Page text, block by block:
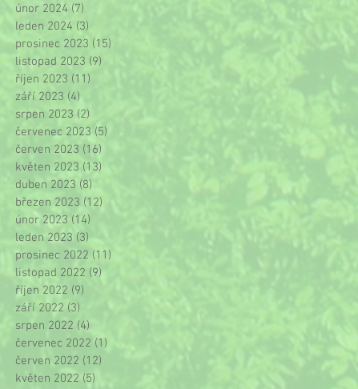
únor 2024 (7)
leden 2024 (3)
prosinec 2023 (15)
listopad 2023 (9)
říjen 2023 (11)
září 2023 (4)
srpen 2023 (2)
červenec 2023 (5)
červen 2023 (16)
květen 2023 (13)
duben 2023 (8)
březen 2023 (12)
únor 2023 (14)
leden 2023 (3)
prosinec 2022 (11)
listopad 2022 (9)9 příspěvků
říjen 2022 (9)
září 2022 (3) 3 příspěvky
srpen 2022 (4)
červenec 2022 (1)
červen 2022 (12)
květen 2022 (5)